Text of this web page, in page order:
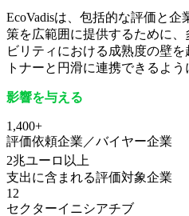
EcoVadisは、包括的な評価と
策を広範囲に提供するために
ビリティにおける成熟度の壁
トナーと円滑に連携できるよう
影響を与える
1,400+
評価依頼企業／バイヤー企業
2兆ユーロ以上
支出に含まれる評価対象企業
12
セクターイニシアチブ